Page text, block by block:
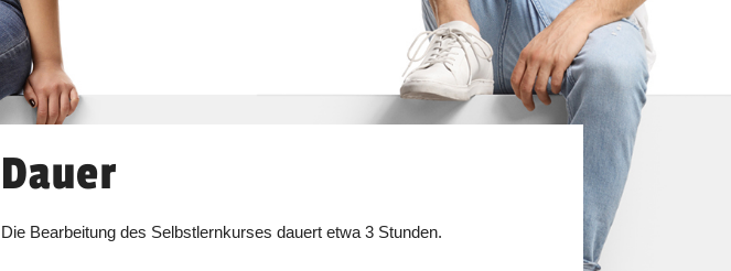
Dauer
Die Bearbeitung des Selbstlernkurses dauert etwa 3 Stunden.